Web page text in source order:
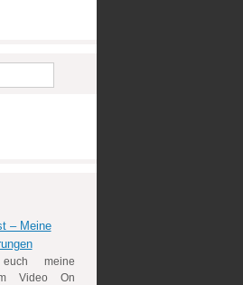
– Meine
meine
Video On